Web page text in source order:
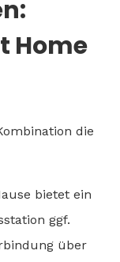
Home
die
bietet ein
ggf.
über